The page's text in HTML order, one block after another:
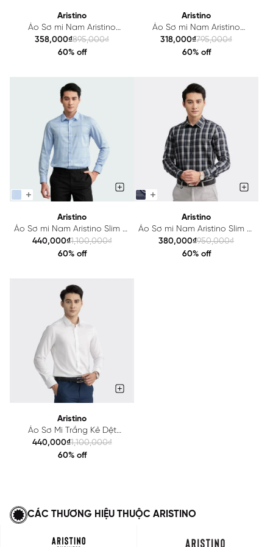
Aristino
Áo Sơ mi Nam Aristino
Cotton Slim fit ALS23302
358,000₫895,000₫
60% off
Aristino
Áo Sơ mi Nam Aristino
Cotton Slim fit ASS058S3
318,000₫795,000₫
60% off
Aristino
Áo Sơ mi Nam Aristino Slim fit
ALS14102
440,000₫1,100,000₫
60% off
Aristino
Áo Sơ mi Nam Aristino Slim fit
ALS16602
380,000₫950,000₫
60% off
Aristino
Áo Sơ Mi Trắng Kẻ Dệt
Jacquard Nam Aristino
ALS14202
440,000₫1,100,000₫
60% off
CÁC THƯƠNG HIỆU THUỘC ARISTINO